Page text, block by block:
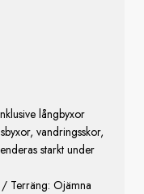
långbyxor
vandringsskor,
starkt under
Terräng: Ojämna